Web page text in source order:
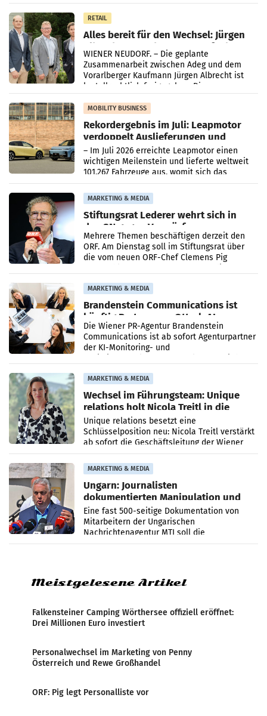
RETAIL
Alles bereit für den Wechsel: Jürgen
Albrecht setzt ab 1.1.2027 auf Adeg
WIENER NEUDORF. – Die geplante
Zusammenarbeit zwischen Adeg und dem
Vorarlberger Kaufmann Jürgen Albrecht ist
kartellrechtlich freigegeben: Die
Bundeswettbewerbsbehörde und der
Bundeskartellanwalt
MOBILITY BUSINESS
Rekordergebnis im Juli: Leapmotor
verdoppelt Auslieferungen und
überschreitet die 100.000er-Marke
– Im Juli 2026 erreichte Leapmotor einen
wichtigen Meilenstein und lieferte weltweit
101.267 Fahrzeuge aus, womit sich das
Ergebnis gegenüber Juli 2025 mehr als
verdoppelte (+102
MARKETING & MEDIA
Stiftungsrat Lederer wehrt sich in
den SN gegen Vorwürfe
Mehrere Themen beschäftigen derzeit den
ORF. Am Dienstag soll im Stiftungsrat über
die vom neuen ORF-Chef Clemens Pig
MARKETING & MEDIA
Brandenstein Communications ist
künftig Partner von OtterlyAI
Die Wiener PR-Agentur Brandenstein
Communications ist ab sofort Agenturpartner
der KI-Monitoring- und
MARKETING & MEDIA
Wechsel im Führungsteam: Unique
relations holt Nicola Treitl in die
Geschäftsleitung
Unique relations besetzt eine
Schlüsselposition neu: Nicola Treitl verstärkt
ab sofort die Geschäftsleitung der Wiener
PR-Agentur an der Seite von Josef Kalina und
Anna Kalina-Mahr.
MARKETING & MEDIA
Ungarn: Journalisten
dokumentierten Manipulation und
Zensur
Eine fast 500-seitige Dokumentation von
Mitarbeitern der Ungarischen
Nachrichtenagentur MTI soll die
systematische Nachrichten-Manipulation und
Meistgelesene Artikel
Falkensteiner Camping Wörthersee offiziell eröffnet:
Drei Millionen Euro investiert
Personalwechsel im Marketing von Penny
Österreich und Rewe Großhandel
ORF: Pig legt Personalliste vor